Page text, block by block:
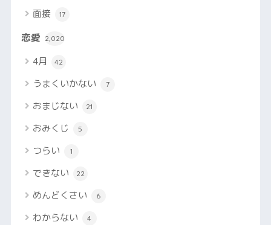
面接 17
恋愛 2,020
4月 42
うまくいかない 7
おまじない 21
おみくじ 5
つらい 1
できない 22
めんどくさい 6
わからない 4